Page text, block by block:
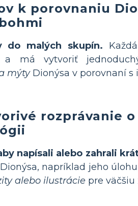
k porovnaniu
do malých skupín.
a má vytvoriť
mýtyDionýsa v porovnaní s
rozprávanie
napísali alebo zahrali
napríklad jeho
alebo ilustrácie pre väčšiu